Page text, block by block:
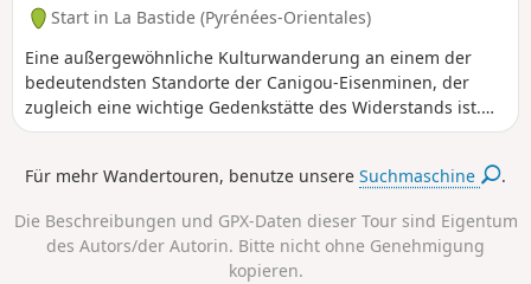
Start in La Bastide (Pyrénées-Orientales)
Eine außergewöhnliche Kulturwanderung an einem der
bedeutendsten Standorte der Canigou-Eisenminen, der
zugleich eine wichtige Gedenkstätte des Widerstands ist.
Vor Ort informieren Schilder über den kulturellen Reichtum
Für mehr Wandertouren, benutze unsereSuchmaschine .
Die Beschreibungen und GPX-Daten dieser Tour sind Eigentum
des Autors/der Autorin. Bitte nicht ohne Genehmigung
kopieren.